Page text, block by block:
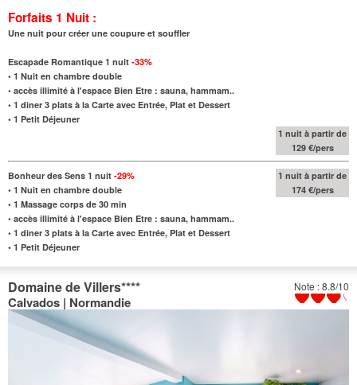
Forfaits 1 Nuit :
Une nuit pour créer une coupure et souffler
Escapade Romantique 1 nuit -33%
• 1 Nuit en chambre double
• accès illimité à l'espace Bien Etre : sauna, hammam..
• 1 diner 3 plats à la Carte avec Entrée, Plat et Dessert
• 1 Petit Déjeuner
1 nuit à partir de
129 €/pers
Bonheur des Sens 1 nuit -29%
• 1 Nuit en chambre double
• 1 Massage corps de 30 min
• accès illimité à l'espace Bien Etre : sauna, hammam..
• 1 diner 3 plats à la Carte avec Entrée, Plat et Dessert
• 1 Petit Déjeuner
1 nuit à partir de
174 €/pers
Note : 8.8/10
Domaine de Villers****
Calvados | Normandie